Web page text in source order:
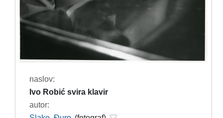
naslov:
Ivo Robić svira klavir
autor: